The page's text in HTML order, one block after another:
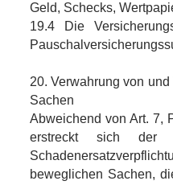
Geld, Schecks,
19.4 Die
20. Verwahrung von
Sachen
Abweichend von Art. 7,
erstreckt sich der
beweglichen Sachen,